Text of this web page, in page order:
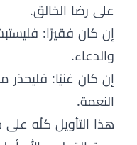
على رضا الخالق.
إن كان فقيرًا:
والدعاء.
إن كان غنيًا: فليحذر
النعمة.
هذا التأويل كلّه